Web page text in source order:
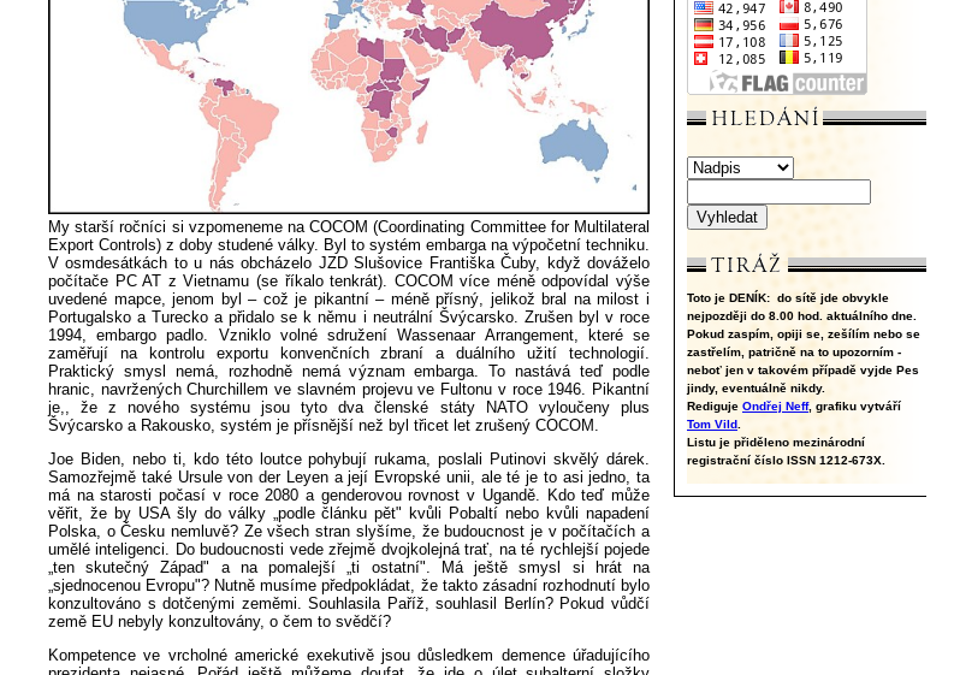
Toto je DENÍK: do sítě jde obvykle
nejpozději do 8.00 hod. aktuálního dne.
Pokud zaspím, opiji se, zešílím nebo se
zastřelím, patričně na to upozorním -
neboť jen v takovém případě vyjde Pes
jindy, eventuálně nikdy.
Rediguje Ondřej Neff, grafiku vytváří
Tom Vild
Listu je přiděleno mezinárodní
registrační číslo ISSN 1212-673X.
My starší ročníci si vzpomeneme na COCOM (Coordinating Committee for Multilateral
Export Controls) z doby studené války. Byl to systém embarga na výpočetní techniku.
V osmdesátkách to u nás obcházelo JZD Slušovice Františka Čuby, když dováželo
počítače PC AT z Vietnamu (se říkalo tenkrát). COCOM více méně odpovídal výše
uvedené mapce, jenom byl – což je pikantní – méně přísný, jelikož bral na milost i
Portugalsko a Turecko a přidalo se k němu i neutrální Švýcarsko. Zrušen byl v roce
1994, embargo padlo. Vzniklo volné sdružení Wassenaar Arrangement, které se
zaměřují na kontrolu exportu konvenčních zbraní a duálního užití technologií.
Praktický smysl nemá, rozhodně nemá význam embarga. To nastává teď podle
hranic, navržených Churchillem ve slavném projevu ve Fultonu v roce 1946. Pikantní
je,, že z nového systému jsou tyto dva členské státy NATO vyloučeny plus
Švýcarsko a Rakousko, systém je přísnější než byl třicet let zrušený COCOM.
Joe Biden, nebo ti, kdo této loutce pohybují rukama, poslali Putinovi skvělý dárek.
Samozřejmě také Ursule von der Leyen a její Evropské unii, ale té je to asi jedno, ta
má na starosti počasí v roce 2080 a genderovou rovnost v Ugandě. Kdo teď může
věřit, že by USA šly do války „podle článku pět" kvůli Pobaltí nebo kvůli napadení
Polska, o Česku nemluvě? Ze všech stran slyšíme, že budoucnost je v počítačích a
umělé inteligenci. Do budoucnosti vede zřejmě dvojkolejná trať, na té rychlejší pojede
„ten skutečný Západ" a na pomalejší „ti ostatní". Má ještě smysl si hrát na
„sjednocenou Evropu"? Nutně musíme předpokládat, že takto zásadní rozhodnutí bylo
konzultováno s dotčenými zeměmi. Souhlasila Paříž, souhlasil Berlín? Pokud vůdčí
země EU nebyly konzultovány, o čem to svědčí?
Kompetence ve vrcholné americké exekutivě jsou důsledkem demence úřadujícího